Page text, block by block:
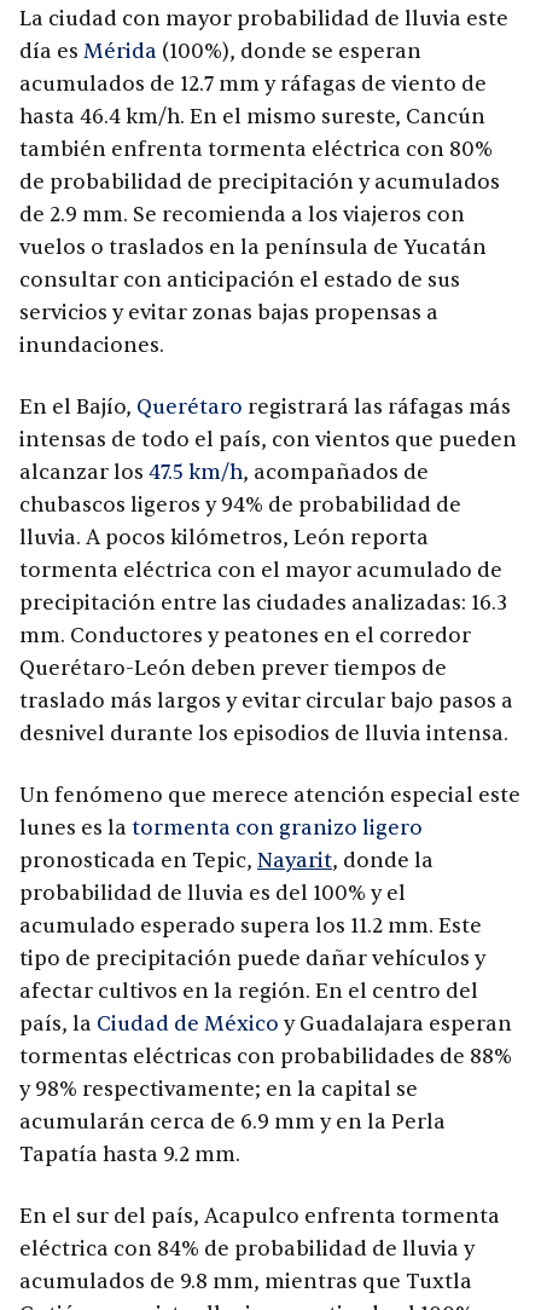
La ciudad con mayor probabilidad de lluvia este
día es Mérida (100%), donde se esperan
acumulados de 12.7 mm y ráfagas de viento de
hasta 46.4 km/h. En el mismo sureste, Cancún
también enfrenta tormenta eléctrica con 80%
de probabilidad de precipitación y acumulados
de 2.9 mm. Se recomienda a los viajeros con
vuelos o traslados en la península de Yucatán
consultar con anticipación el estado de sus
servicios y evitar zonas bajas propensas a
inundaciones.
En el Bajío, Querétaro registrará las ráfagas más
intensas de todo el país, con vientos que pueden
alcanzar los 47.5 km/h, acompañados de
chubascos ligeros y 94% de probabilidad de
lluvia. A pocos kilómetros, León reporta
tormenta eléctrica con el mayor acumulado de
precipitación entre las ciudades analizadas: 16.3
mm. Conductores y peatones en el corredor
Querétaro-León deben prever tiempos de
traslado más largos y evitar circular bajo pasos a
desnivel durante los episodios de lluvia intensa.
Un fenómeno que merece atención especial este
lunes es la tormenta con granizo ligero
pronosticada en Tepic, Nayarit, donde la
probabilidad de lluvia es del 100% y el
acumulado esperado supera los 11.2 mm. Este
tipo de precipitación puede dañar vehículos y
afectar cultivos en la región. En el centro del
país, la Ciudad de México y Guadalajara esperan
tormentas eléctricas con probabilidades de 88%
y 98% respectivamente; en la capital se
acumularán cerca de 6.9 mm y en la Perla
Tapatía hasta 9.2 mm.
En el sur del país, Acapulco enfrenta tormenta
eléctrica con 84% de probabilidad de lluvia y
acumulados de 9.8 mm, mientras que Tuxtla